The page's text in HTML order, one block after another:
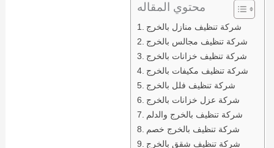
محتوي المقاله
شركة تنظيف منازل بالخرج
شركة تنظيف مجالس بالخرج
شركة تنظيف خزانات بالخرج
شركة تنظيف مكيفات بالخرج
شركة تنظيف فلل بالخرج
شركة عزل خزانات بالخرج
شركة تنظيف بالخرج والدلم
شركة تنظيف بالخرج خصم
شركة تنظيف شقق بالخرج